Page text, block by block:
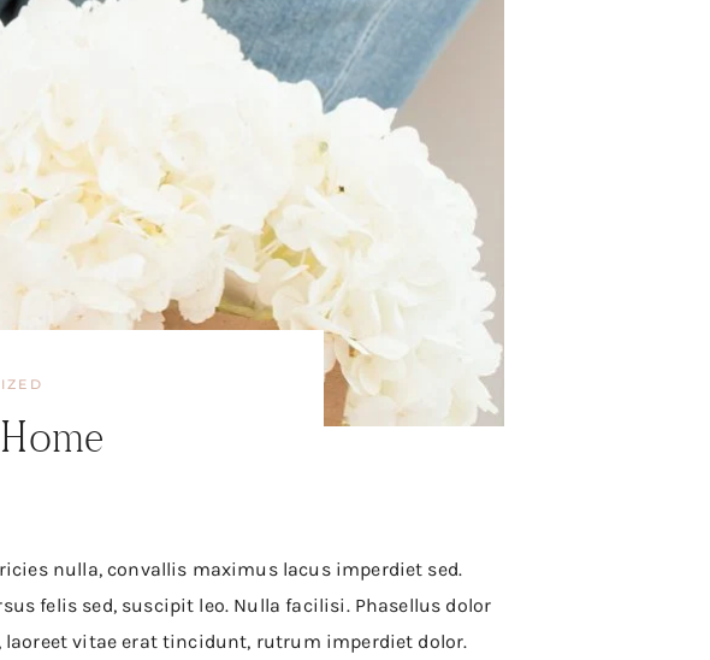
nulla, convallis maximus lacus imperdiet sed.
felis sed, suscipit leo. Nulla facilisi. Phasellus dolor
vitae erat tincidunt, rutrum imperdiet dolor.